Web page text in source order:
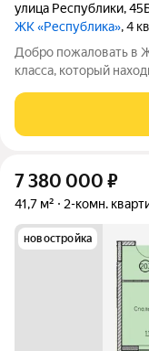
улица Республики,
ЖК «Республика», 4
Добро пожаловать в
класса, который
шаговой
пляж, набережная и
7 380 000 ₽
41,7 м² 2-комн.
новостройка